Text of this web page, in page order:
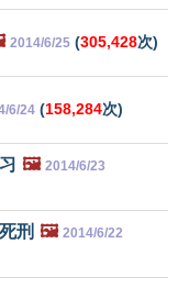
2014/6/25 (305,428次)
6/24 (158,284次)
🖼️ 2014/6/23
刑 🖼️ 2014/6/22